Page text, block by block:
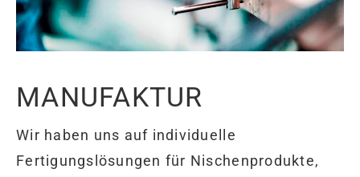
MANUFAKTUR
Wir haben uns auf individuelle
Fertigungslösungen für Nischenprodukte,